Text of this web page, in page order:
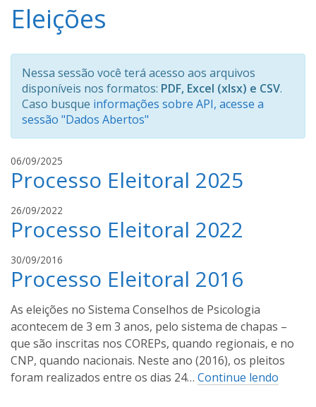
Eleições
Nessa sessão você terá acesso aos arquivos
disponíveis nos formatos: PDF, Excel (xlsx) e CSV.
Caso busque informações sobre API, acesse a
sessão "Dados Abertos"
06/09/2025
v
a
l
u
h
o
a
Processo Eleitoral 2025
26/09/2022
v
a
l
o
u
c
h
o
Processo Eleitoral 2022
30/09/2016
u
c
a
s
s
a
n
t
Processo Eleitoral 2016
As eleições no Sistema Conselhos de Psicologia
acontecem de 3 em 3 anos, pelo sistema de chapas –
que são inscritas nos COREPs, quando regionais, e no
CNP, quando nacionais. Neste ano (2016), os pleitos
foram realizados entre os dias 24… Continue lendo